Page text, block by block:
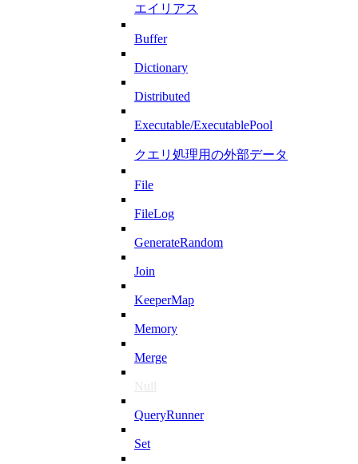
エイリアス
Buffer
Dictionary
Distributed
Executable/ExecutablePool
クエリ処理用の外部データ
File
FileLog
GenerateRandom
Join
KeeperMap
Memory
Merge
Null
QueryRunner
Set